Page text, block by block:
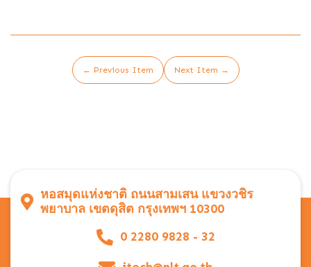
← Previous Item Next Item →
หอสมุดแห่งชาติ ถนนสามเสน แขวงวชิร
พยาบาล เขตดุสิต กรุงเทพฯ 10300
0 2280 9828 - 32